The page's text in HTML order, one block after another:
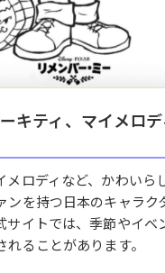
キティ、マイメロ
メロディなど、かわいら
ンを持つ日本のキャラク
サイトでは、季節やイベ
ることがあります。